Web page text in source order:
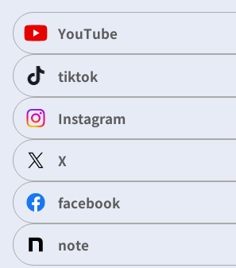
YouTube
tiktok
Instagram
X
facebook
note